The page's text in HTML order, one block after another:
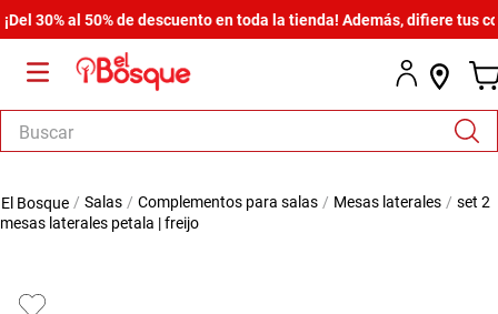
30% al 50% de descuento en toda la tienda! Además, difiere tus
Buscar
salas complementos para salas mesas laterales
set 2
mesas laterales petala | freijo
1.
salas